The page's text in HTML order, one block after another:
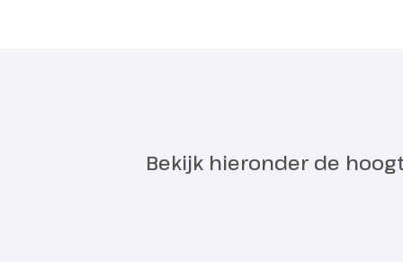
Bekijk hieronder de
Düsseldorf,
middag
ontdek je
een eigen